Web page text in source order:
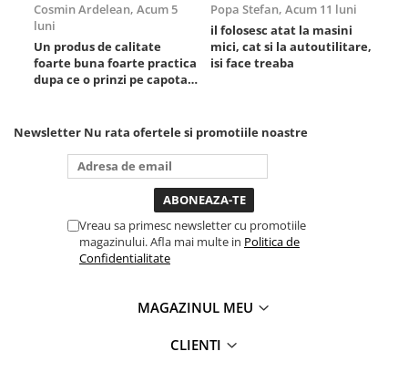
Scule fixare distributie
Alfa romeo
Audi
Bmw
Chrysler
Cosmin Ardelean, Acum 5
luni
Un produs de calitate
foarte buna foarte practica
dupa ce o prinzi pe capota
nevoie lumina puternica si
destul de mult dar daca o
bagi la priza nu mai ai
treaba toata ziua ,ce...
Popa Stefan, Acum 11 luni
il folosesc atat la masini
mici, cat si la autoutilitare,
isi face treaba
Newsletter Nu rata ofertele si promotiile noastre
Vreau sa primesc newsletter cu promotiile
magazinului. Afla mai multe in Politica de
Confidentialitate
MAGAZINUL MEU
CLIENTI